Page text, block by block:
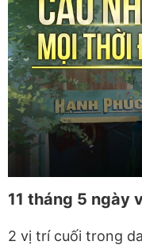
11 tháng 5 ngày
2 vị trí cuối trong